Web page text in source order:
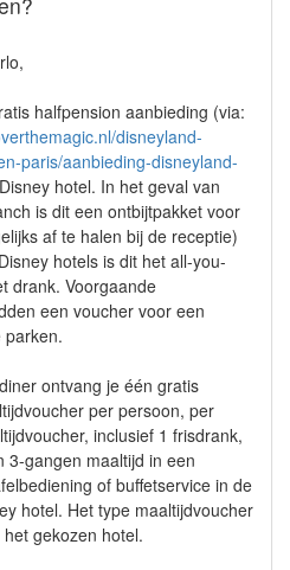
halfpension aanbieding (via:
disneyland-
paris/aanbieding-disneyland-
hotel. In het geval van
is dit een ontbijtpakket voor
af te halen bij de receptie)
hotels is dit het all-you-
drank. Voorgaande
een voucher voor een
parken.
ontvang je één gratis
per persoon, per
inclusief 1 frisdrank,
3-gangen maaltijd in een
of buffetservice in de
hotel. Het type maaltijdvoucher
gekozen hotel.